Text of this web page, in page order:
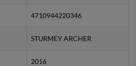
4710944220346
STURMEY ARCHER
2016